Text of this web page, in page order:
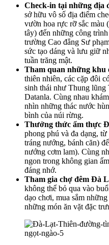
Check-in tại những địa
sở hữu vô số địa điểm
vườn hoa rực rỡ sắc màu
tây) đến những công
trường Cao đẳng Sư
sức tạo dáng và lưu giữ
tuần trăng mật.
Tham quan những khu
thiên nhiên, các cặp đôi
sinh thái như Thung
Datanla. Cùng nhau
nhìn những thác nước
bình của núi rừng.
Thưởng thức ẩm thực
phong phú và đa dạng,
tráng nướng, bánh căn)
nướng cơm lam). Cùng
ngon trong không gian
đáng nhớ.
Tham gia chợ đêm Đà
không thể bỏ qua vào
dạo chơi, mua sắm
những món ăn vặt đặc